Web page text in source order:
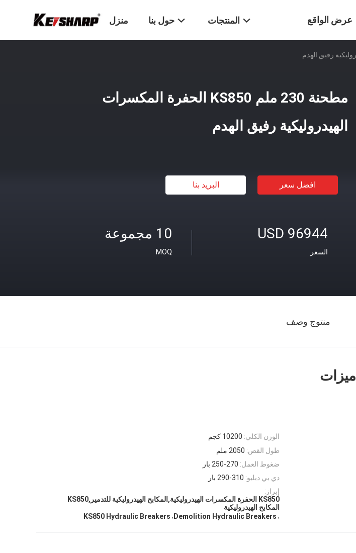
منزل حول بنا المنتجات عرض الواقع
الافتراضي
مطحنة 230 ملم KS850 الحفرة المكسرات
الهيدروليكية رفيق الهدم
افضل سعر البريد بنا
10 مجموعة
MOQ
USD 96944
السعر
منتوج وصف
ميزات
الوزن الكلي: 10200 كجم
طول القص: 2050 ملم
ضغوط العمل: 250-270 بار
دي بي دبليو: 290-310 بار
إبراز:
KS850 الحفرة المكسرات الهيدروليكية,المكابح الهيدروليكية للتدمير,KS850
المكابح الهيدروليكية
,
Demolition Hydraulic Breakers
,
KS850 Hydraulic Breakers